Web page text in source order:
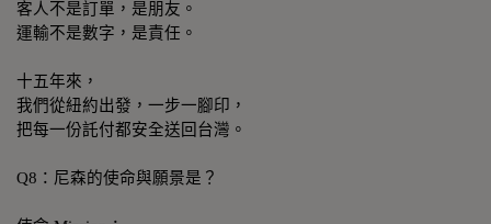
客人不是訂單，是朋友。
運輸不是數字，是責任。
十五年來，
我們從紐約出發，一步一腳印，
把每一份託付都安全送回台灣。
Q8：尼森的使命與願景是？